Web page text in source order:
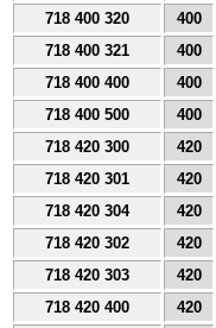
718 400 320 400
718 400 321
400
718 400 400
400
718 400 500
400
718 420 300
420
718 420 301
420
718 420 304
420
718 420 302
420
718 420 303
420
718 420 400
420